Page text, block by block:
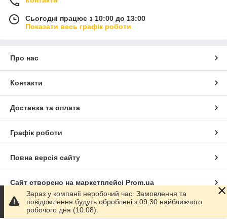
Сьогодні працює з 10:00 до 13:00
Показати весь графік роботи
Про нас
Контакти
Доставка та оплата
Графік роботи
Повна версія сайту
Сайт створено на маркетплейсі Prom.ua
Політика конфіденційності
Зараз у компанії неробочий час. Замовлення та
повідомлення будуть оброблені з 09:30 найближчого
робочого дня (10.08).